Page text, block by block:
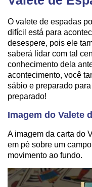
O valete de espadas
difícil está para
desespere, pois ele
saberá lidar com tal
conhecimento dela
acontecimento, você
sábio e preparado
preparado!
Imagem do Valete
A imagem da carta do
em pé sobre um
movimento ao fundo.